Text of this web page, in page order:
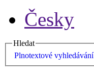
Česky
Hledat
Plnotextové vyhledávání